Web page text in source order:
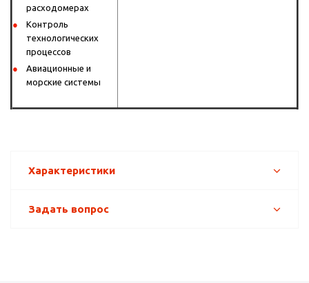
расходомерах
Контроль
технологических
процессов
Авиационные и
морские системы
Характеристики
Задать вопрос